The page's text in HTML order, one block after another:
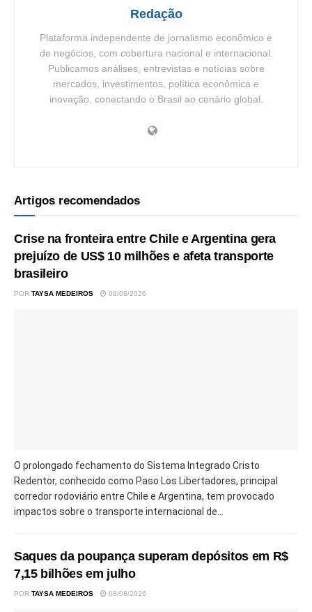
Redação
Plataforma independente de jornalismo econômico e
de negócios, com cobertura nacional e internacional.
Publicamos análises, entrevistas e notícias sobre
mercados, investimentos, política econômica e
inovação, conectando o Brasil ao cenário global.
Artigos recomendados
Crise na fronteira entre Chile e Argentina gera
prejuízo de US$ 10 milhões e afeta transporte
brasileiro
POR TAYSA MEDEIROS 08/08/2026
O prolongado fechamento do Sistema Integrado Cristo
Redentor, conhecido como Paso Los Libertadores, principal
corredor rodoviário entre Chile e Argentina, tem provocado
impactos sobre o transporte internacional de...
Saques da poupança superam depósitos em R$
7,15 bilhões em julho
POR TAYSA MEDEIROS 08/08/2026